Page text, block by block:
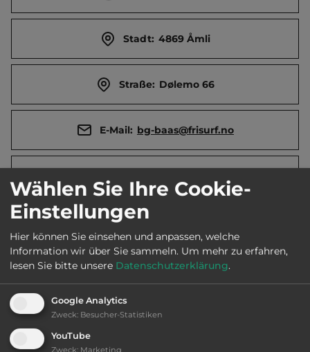
Stadt: 4869 Åmli
Straße: Dølemo 66
E-Mail: bg-baas@frisurf.no
Ausstattung:
bis 20,- Euro
Lage: schön
Wählen Sie Ihre Cookie-
Einstellungen
Hier können Sie einsehen und anpassen, welche
Information wir über Sie sammeln. Um mehr zu erfahren,
lesen Sie bitte unsere Datenschutzerklärung.
Google Analytics
Zweck: Besucher-Statistiken
YouTube
Zweck: Marketing